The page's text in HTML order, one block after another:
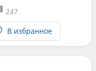
247
В избранное